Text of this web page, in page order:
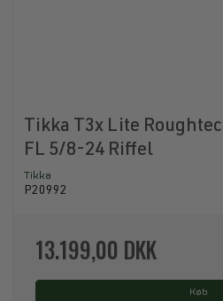
Tikka T3x Lite
FL 5/8-24 Riffel
Tikka
P20992
13.199,00 DKK
Køb